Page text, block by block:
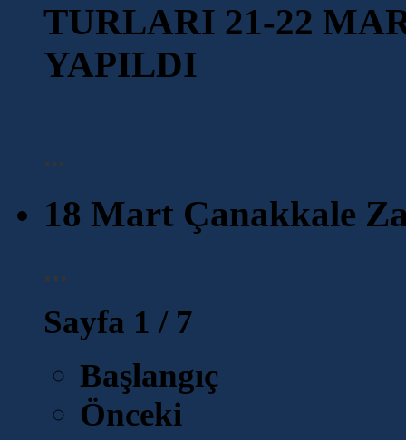
TURLARI 21-22
YAPILDI
...
18 Mart Çanakkale
...
Sayfa 1 / 7
Başlangıç
Önceki